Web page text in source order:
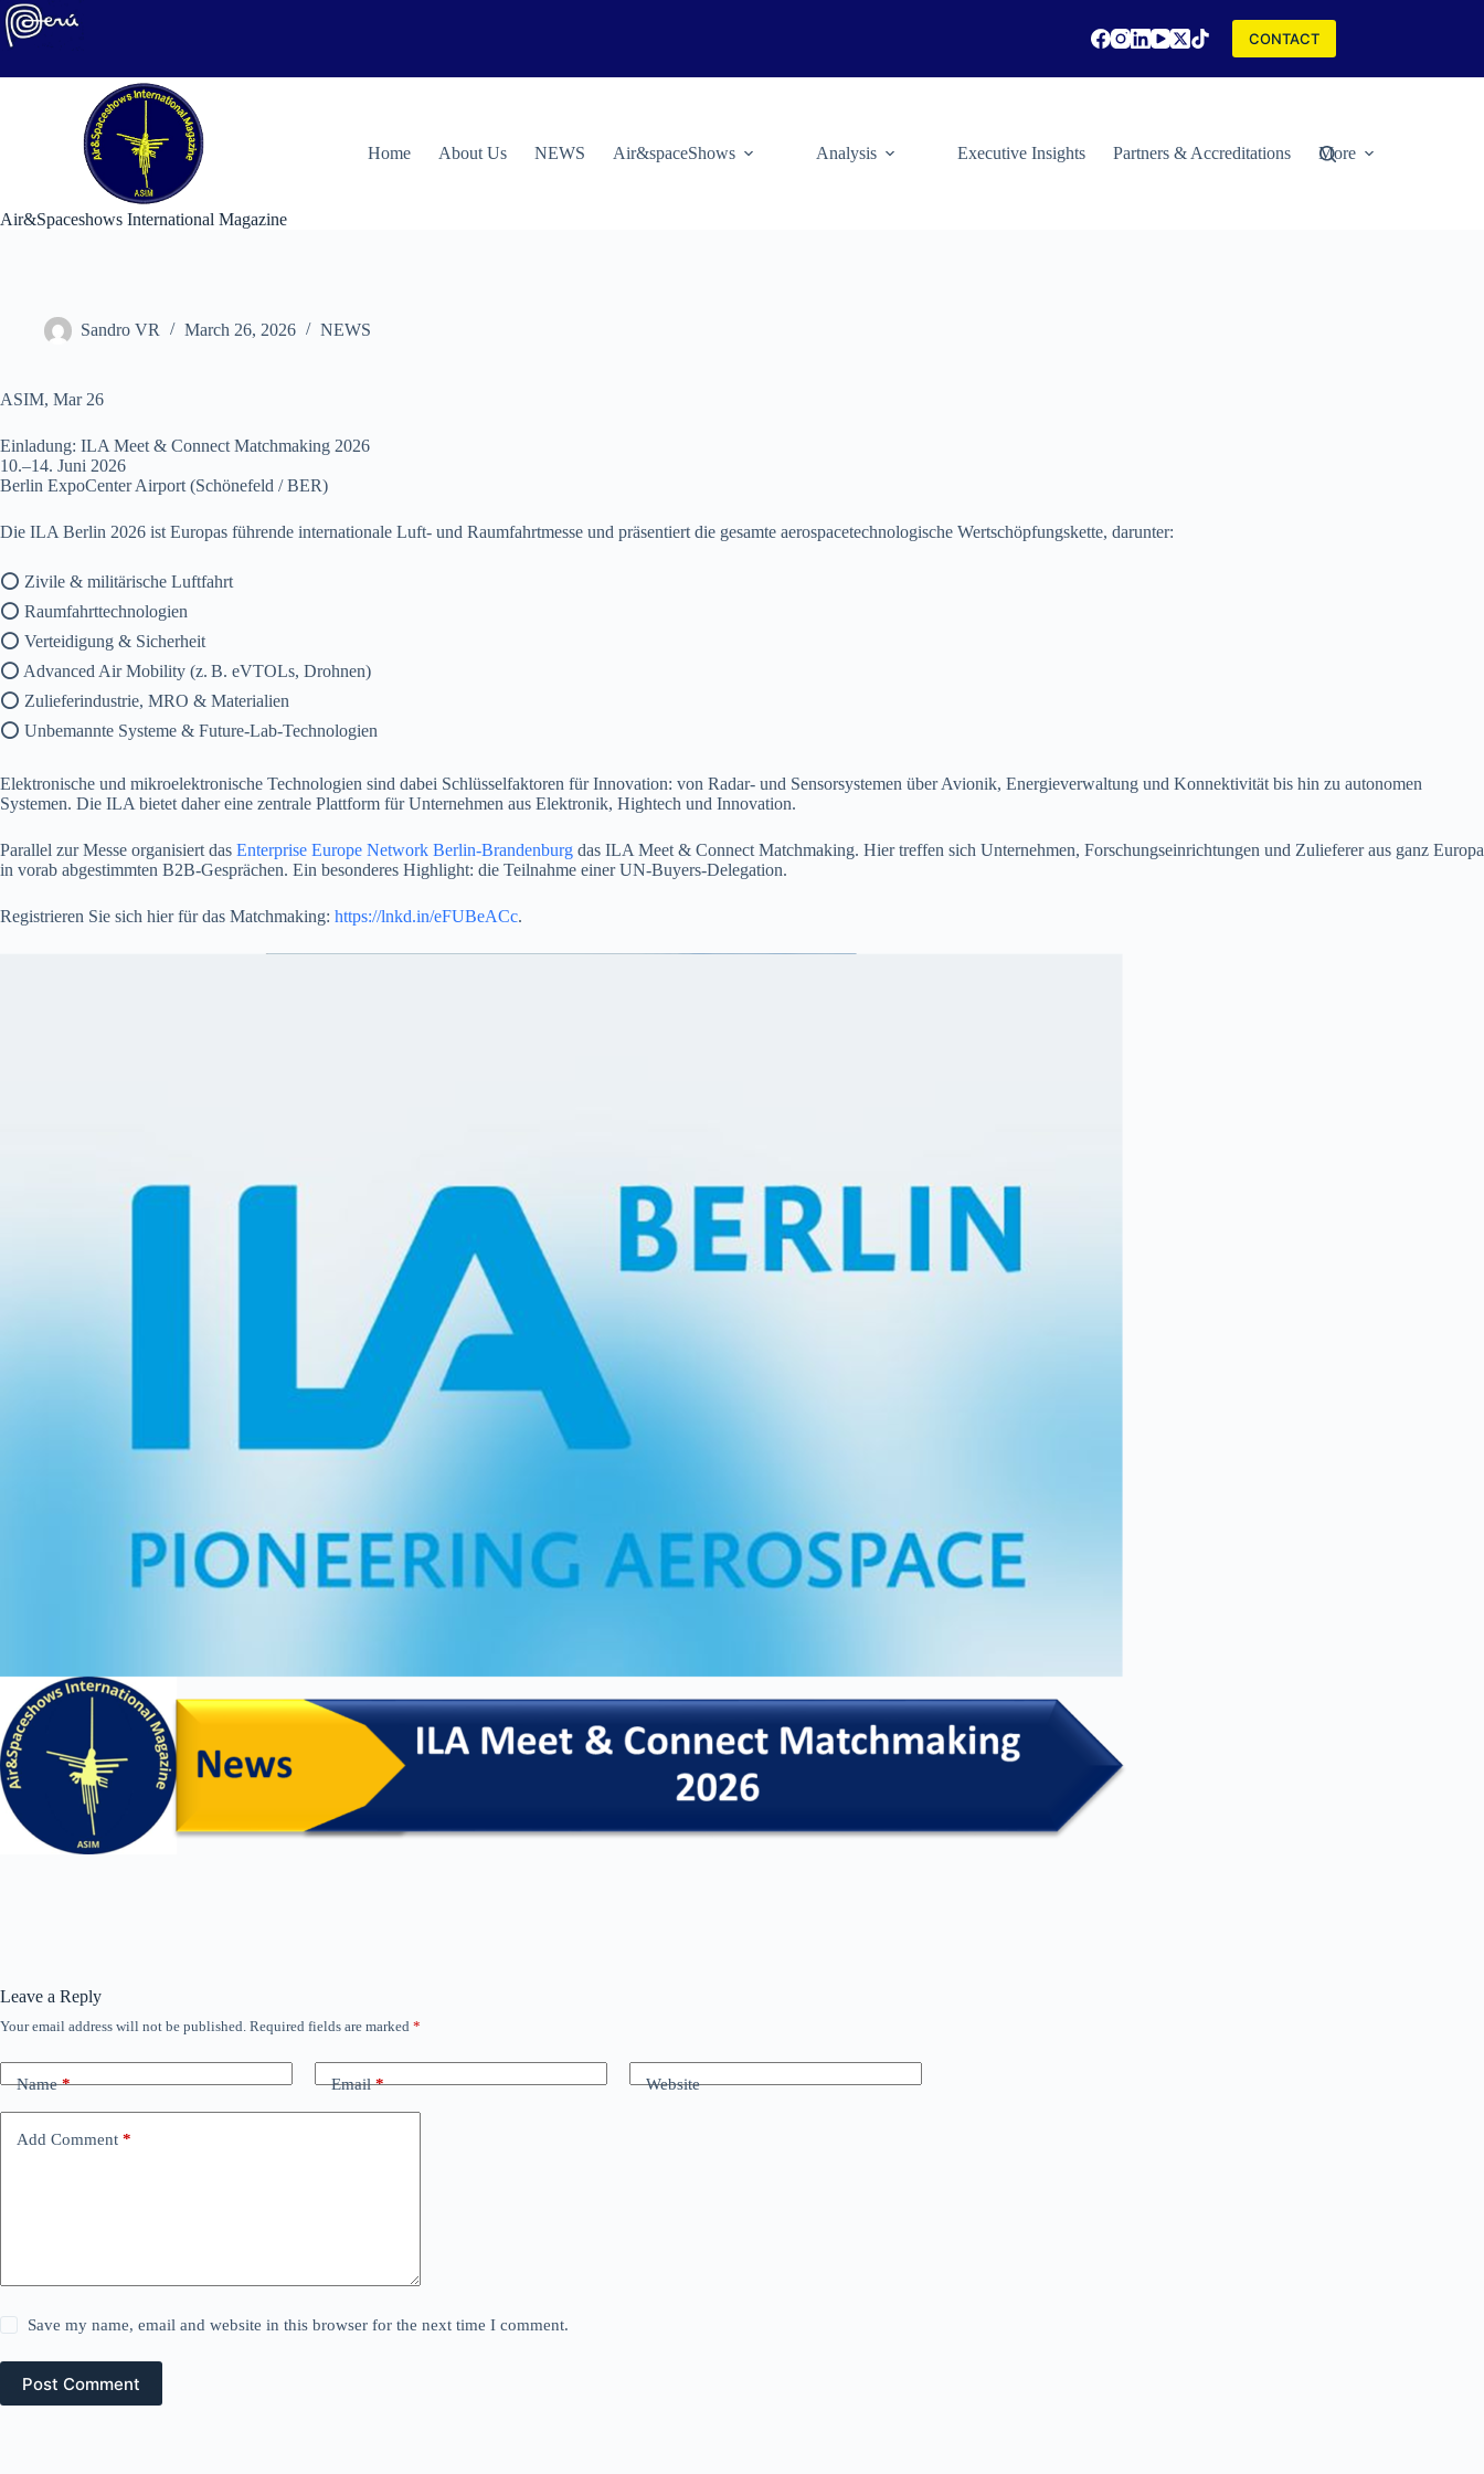
Skip
to
content
CONTACT
Air&Spaceshows International Magazine
Home About Us NEWS Air&spaceShows Analysis Executive Insights Partners & Accreditations More
Sandro VR March 26, 2026 NEWS
ASIM, Mar 26
Einladung: ILA Meet & Connect Matchmaking 2026
10.–14. Juni 2026
Berlin ExpoCenter Airport (Schönefeld / BER)
Die ILA Berlin 2026 ist Europas führende internationale Luft- und Raumfahrtmesse und präsentiert die gesamte aerospacetechnologische Wertschöpfungskette, darunter:
⭕ Zivile & militärische Luftfahrt
⭕ Raumfahrttechnologien
⭕ Verteidigung & Sicherheit
⭕ Advanced Air Mobility (z. B. eVTOLs, Drohnen)
⭕ Zulieferindustrie, MRO & Materialien
⭕ Unbemannte Systeme & Future‑Lab‑Technologien
Elektronische und mikroelektronische Technologien sind dabei Schlüsselfaktoren für Innovation: von Radar- und Sensorsystemen über Avionik, Energieverwaltung und Konnektivität bis hin zu autonomen
Systemen. Die ILA bietet daher eine zentrale Plattform für Unternehmen aus Elektronik, Hightech und Innovation.
Parallel zur Messe organisiert das Enterprise Europe Network Berlin-Brandenburg das ILA Meet & Connect Matchmaking. Hier treffen sich Unternehmen, Forschungseinrichtungen und Zulieferer aus ganz Europa
in vorab abgestimmten B2B‑Gesprächen. Ein besonderes Highlight: die Teilnahme einer UN‑Buyers‑Delegation.
Registrieren Sie sich hier für das Matchmaking: https://lnkd.in/eFUBeACc.
Leave a Reply
Your email address will not be published. Required fields are marked *
Name* Email* Website
Add Comment *
Save my name, email and website in this browser for the next time I comment.
Post Comment